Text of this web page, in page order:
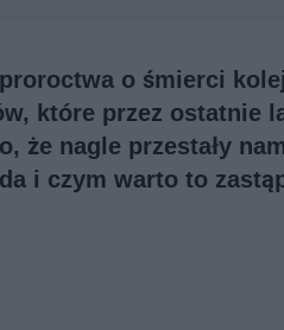
o śmierci
które przez ostatnie
że nagle przestały
i czym warto to